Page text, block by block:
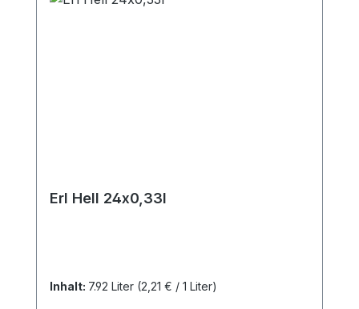
Erl Hell 24x0,33l
Inhalt: 7.92 Liter (2,21 € / 1 Liter)